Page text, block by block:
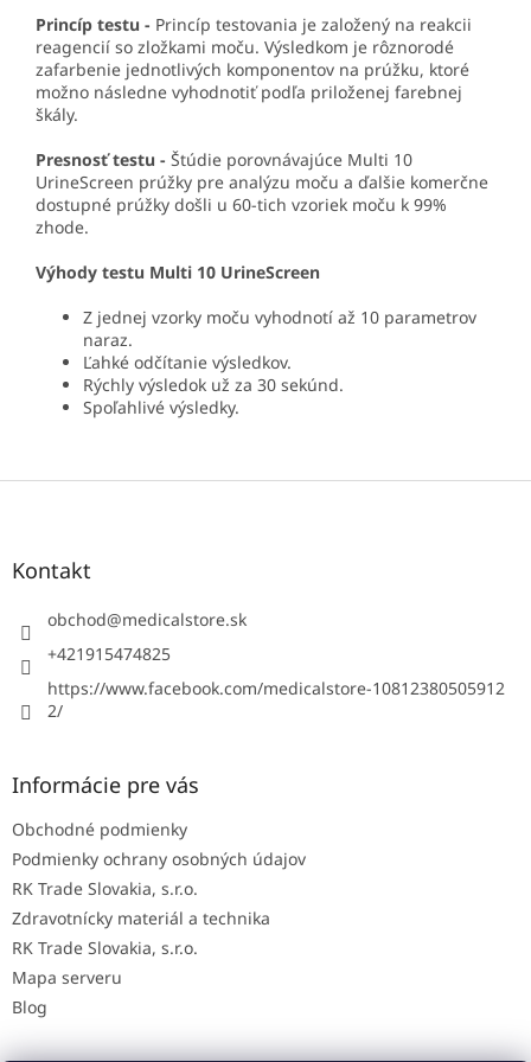
Princíp testu - Princíp testovania je založený na reakcii
reagencií so zložkami moču. Výsledkom je rôznorodé
zafarbenie jednotlivých komponentov na prúžku, ktoré
možno následne vyhodnotiť podľa priloženej farebnej
škály.
Presnosť testu - Štúdie porovnávajúce Multi 10
UrineScreen prúžky pre analýzu moču a ďalšie komerčne
dostupné prúžky došli u 60-tich vzoriek moču k 99%
zhode.
Výhody testu Multi 10 UrineScreen
Z jednej vzorky moču vyhodnotí až 10 parametrov
naraz.
Ľahké odčítanie výsledkov.
Rýchly výsledok už za 30 sekúnd.
Spoľahlivé výsledky.
Z
Kontakt
obchod@medicalstore.sk
+421915474825
https://www.facebook.com/medicalstore-10812380505912
2/
Informácie pre vás
Obchodné podmienky
Podmienky ochrany osobných údajov
RK Trade Slovakia, s.r.o.
Zdravotnícky materiál a technika
RK Trade Slovakia, s.r.o.
Mapa serveru
Blog